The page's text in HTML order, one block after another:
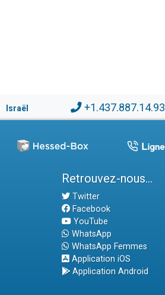
Israël +1.437.887.14.93
Retrouvez-nous...
Twitter
Facebook
YouTube
WhatsApp
WhatsApp Femmes
Application iOS
Application Android